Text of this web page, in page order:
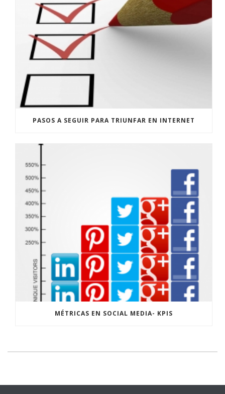
PASOS A SEGUIR PARA TRIUNFAR EN INTERNET
MÉTRICAS EN SOCIAL MEDIA- KPIS